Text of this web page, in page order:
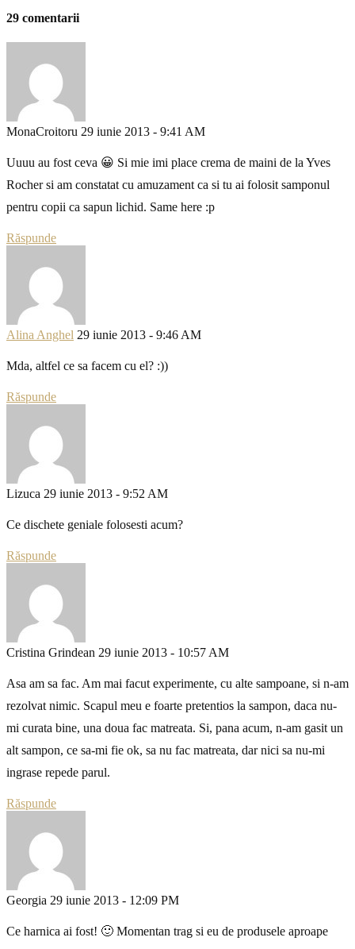
29 comentarii
MonaCroitoru 29 iunie 2013 - 9:41 AM
Uuuu au fost ceva 😀 Si mie imi place crema de maini de la Yves
Rocher si am constatat cu amuzament ca si tu ai folosit samponul
pentru copii ca sapun lichid. Same here :p
Răspunde
Alina Anghel 29 iunie 2013 - 9:46 AM
Mda, altfel ce sa facem cu el? :))
Răspunde
Lizuca 29 iunie 2013 - 9:52 AM
Ce dischete geniale folosesti acum?
Răspunde
Cristina Grindean 29 iunie 2013 - 10:57 AM
Asa am sa fac. Am mai facut experimente, cu alte sampoane, si n-am
rezolvat nimic. Scapul meu e foarte pretentios la sampon, daca nu-
mi curata bine, una doua fac matreata. Si, pana acum, n-am gasit un
alt sampon, ce sa-mi fie ok, sa nu fac matreata, dar nici sa nu-mi
ingrase repede parul.
Răspunde
Georgia 29 iunie 2013 - 12:09 PM
Ce harnica ai fost! 🙂 Momentan trag si eu de produsele aproape